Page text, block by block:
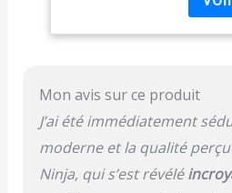
noir,
en
mixent
Mon avis sur ce produit
J’ai été immédiatement
moderne et la qualité
Ninja, qui s’est révélé